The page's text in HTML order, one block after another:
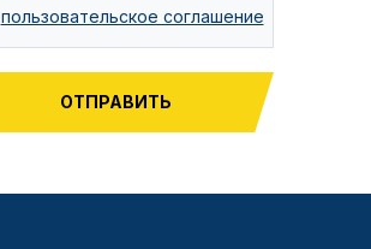
пользовательское соглашение